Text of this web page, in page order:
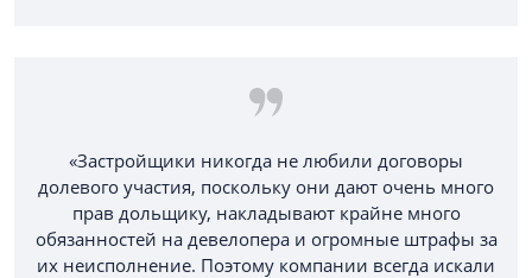
«Застройщики никогда не любили договоры
долевого участия, поскольку они дают очень много
прав дольщику, накладывают крайне много
обязанностей на девелопера и огромные штрафы за
их неисполнение. Поэтому компании всегда искали